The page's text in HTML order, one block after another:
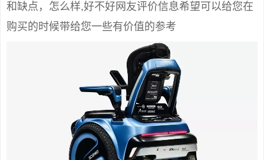
和缺点，怎么样,好不好网友评价信息希望可以给您在
购买的时候带给您一些有价值的参考